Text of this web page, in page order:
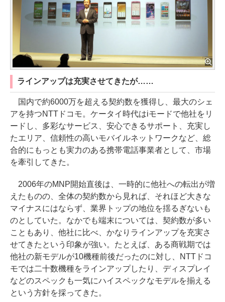
ラインアップは充実させてきたが……
国内で約6000万を超える契約数を獲得し、最大のシェ
アを持つNTTドコモ。ケータイ時代はiモードで他社をリ
ードし、多彩なサービス、安心できるサポート、充実し
たエリア、信頼性の高いモバイルネットワークなど、総
合的にもっとも実力のある携帯電話事業者として、市場
を牽引してきた。
2006年のMNP開始直後は、一時的に他社への転出が増
えたものの、全体の契約数から見れば、それほど大きな
マイナスにはならず、業界トップの地位を揺るぎないも
のとしていた。なかでも端末については、契約数が多い
こともあり、他社に比べ、かなりラインアップを充実さ
せてきたという印象が強い。たとえば、ある商戦期では
他社の新モデルが10機種前後だったのに対し、NTTドコ
モでは二十数機種をラインアップしたり、ディスプレイ
などのスペックも一気にハイスペックなモデルを揃える
という方針を採ってきた。